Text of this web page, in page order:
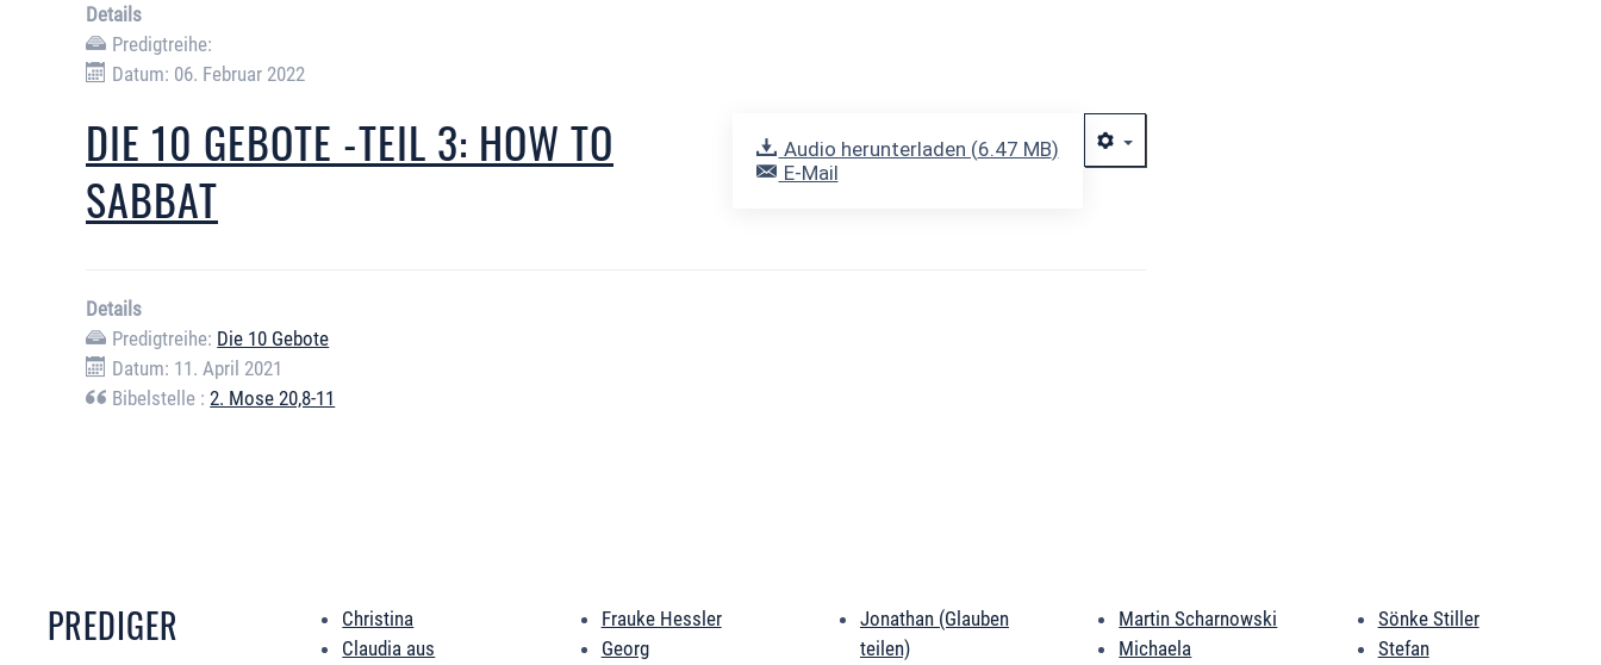
Details
Predigtreihe:
Datum: 06. Februar 2022
Audio herunterladen (6.47 MB)
E-Mail
DIE 10 GEBOTE -TEIL 3: HOW TO
SABBAT
Details
Predigtreihe: Die 10 Gebote
Datum: 11. April 2021
Bibelstelle :2. Mose 20,8-11
PREDIGER
Christina
Claudia aus
Frauke Hessler
Georg
Jonathan (Glauben
teilen)
Martin Scharnowski
Michaela
Sönke Stiller
Stefan